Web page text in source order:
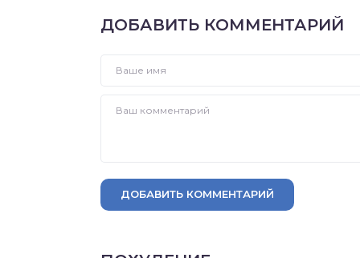
ДОБАВИТЬ КОММЕНТАРИЙ
ДОБАВИТЬ КОММЕНТАРИЙ